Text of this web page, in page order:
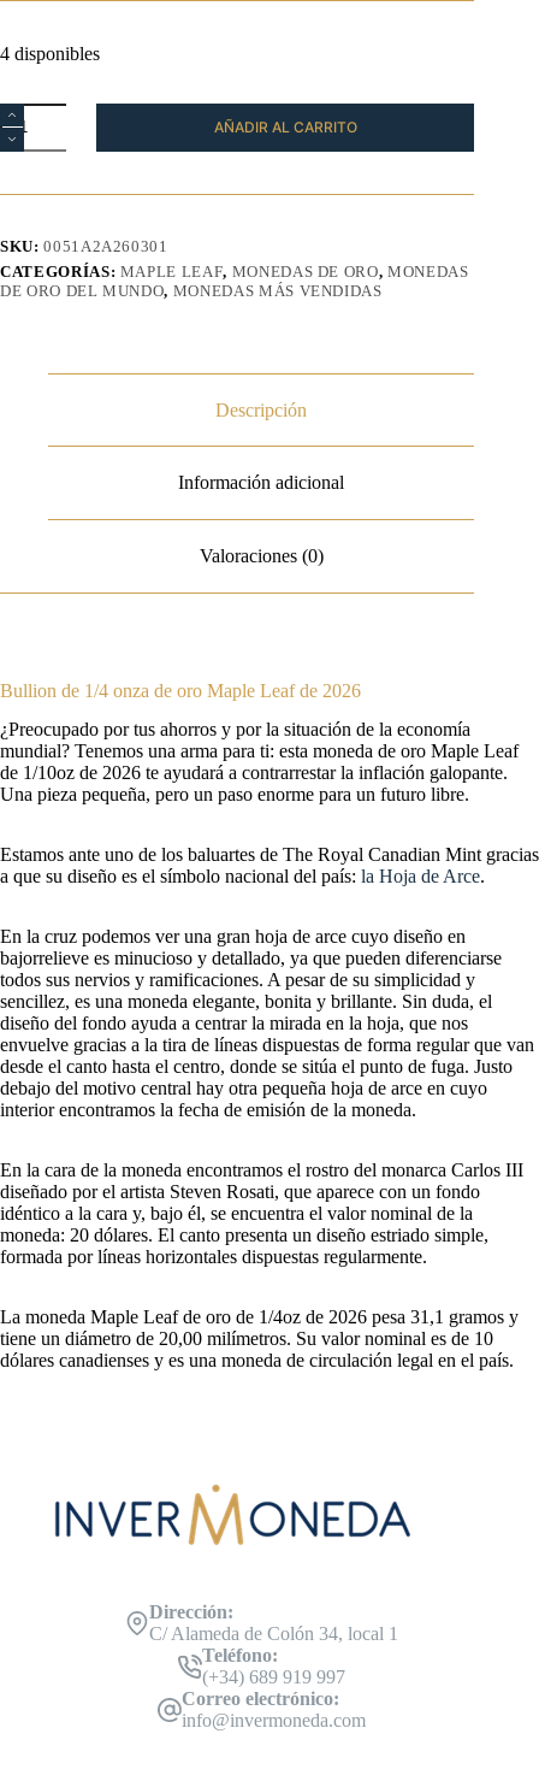
4 disponibles
Moneda
Maple
Leaf
1/4
cantidad
AÑADIR AL CARRITO
SKU:0051A2A260301
CATEGORÍAS: MAPLE LEAF, MONEDAS DE ORO,MONEDAS
DE ORO DEL MUNDO, MONEDAS MÁS VENDIDAS
Descripción
Información adicional
Valoraciones (0)
Bullion de 1/4 onza de oro Maple Leaf de 2026
¿Preocupado por tus ahorros y por la situación de la economía
mundial? Tenemos una arma para ti: esta moneda de oro Maple Leaf
de 1/10oz de 2026 te ayudará a contrarrestar la inflación galopante.
Una pieza pequeña, pero un paso enorme para un futuro libre.
Estamos ante uno de los baluartes de The Royal Canadian Mint gracias
a que su diseño es el símbolo nacional del país: la Hoja de Arce.
En la cruz podemos ver una gran hoja de arce cuyo diseño en
bajorrelieve es minucioso y detallado, ya que pueden diferenciarse
todos sus nervios y ramificaciones. A pesar de su simplicidad y
sencillez, es una moneda elegante, bonita y brillante. Sin duda, el
diseño del fondo ayuda a centrar la mirada en la hoja, que nos
envuelve gracias a la tira de líneas dispuestas de forma regular que van
desde el canto hasta el centro, donde se sitúa el punto de fuga. Justo
debajo del motivo central hay otra pequeña hoja de arce en cuyo
interior encontramos la fecha de emisión de la moneda.
En la cara de la moneda encontramos el rostro del monarca Carlos III
diseñado por el artista Steven Rosati, que aparece con un fondo
idéntico a la cara y, bajo él, se encuentra el valor nominal de la
moneda: 20 dólares. El canto presenta un diseño estriado simple,
formada por líneas horizontales dispuestas regularmente.
La moneda Maple Leaf de oro de 1/4oz de 2026 pesa 31,1 gramos y
tiene un diámetro de 20,00 milímetros. Su valor nominal es de 10
dólares canadienses y es una moneda de circulación legal en el país.
Dirección:
C/ Alameda de Colón 34, local 1
Teléfono:
(+34) 689 919 997
Correo electrónico:
info@invermoneda.com